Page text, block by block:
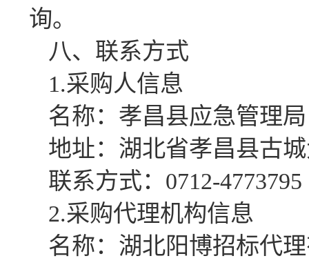
询。
八、联系方式
1.采购人信息
名称：孝昌县应急管理局
地址：湖北省孝昌县古
联系方式：0712-4773795
2.采购代理机构信息
名称：湖北阳博招标代